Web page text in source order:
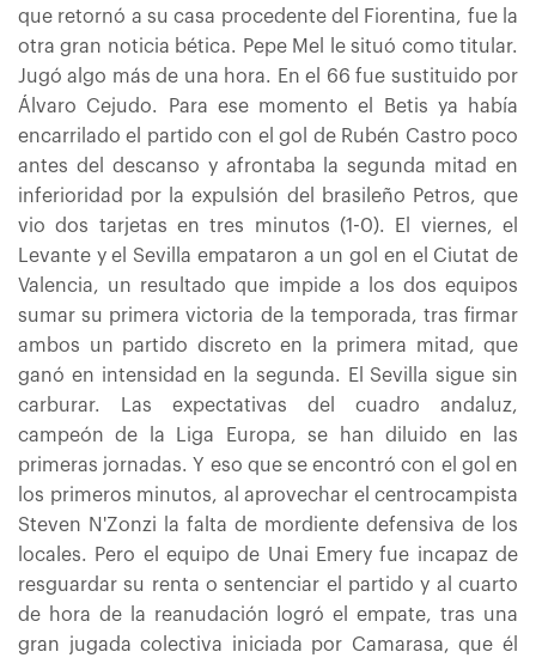
que retornó a su casa procedente del Fiorentina, fue la
otra gran noticia bética. Pepe Mel le situó como titular.
Jugó algo más de una hora. En el 66 fue sustituido por
Álvaro Cejudo. Para ese momento el Betis ya había
encarrilado el partido con el gol de Rubén Castro poco
antes del descanso y afrontaba la segunda mitad en
inferioridad por la expulsión del brasileño Petros, que
vio dos tarjetas en tres minutos (1-0). El viernes, el
Levante y el Sevilla empataron a un gol en el Ciutat de
Valencia, un resultado que impide a los dos equipos
sumar su primera victoria de la temporada, tras firmar
ambos un partido discreto en la primera mitad, que
ganó en intensidad en la segunda. El Sevilla sigue sin
carburar. Las expectativas del cuadro andaluz,
campeón de la Liga Europa, se han diluido en las
primeras jornadas. Y eso que se encontró con el gol en
los primeros minutos, al aprovechar el centrocampista
Steven N'Zonzi la falta de mordiente defensiva de los
locales. Pero el equipo de Unai Emery fue incapaz de
resguardar su renta o sentenciar el partido y al cuarto
de hora de la reanudación logró el empate, tras una
gran jugada colectiva iniciada por Camarasa, que él